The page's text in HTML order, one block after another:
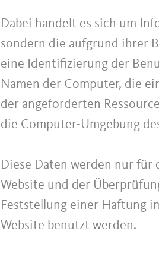
Dabei handelt es sich um
sondern die aufgrund ihrer
eine Identifizierung der
Namen der Computer, die
der angeforderten
die Computer-Umgebung
Diese Daten werden nur für
Website und der
Feststellung einer Haftung
Website benutzt werden.